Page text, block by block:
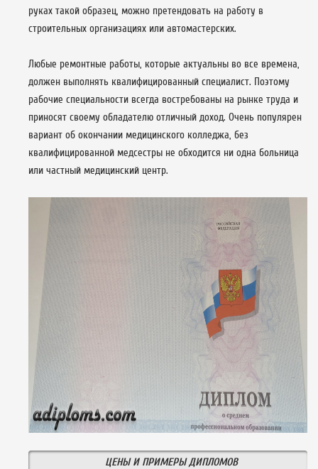
руках такой образец, можно претендовать на работу в
строительных организациях или автомастерских.
Любые ремонтные работы, которые актуальны во все времена,
должен выполнять квалифицированный специалист. Поэтому
рабочие специальности всегда востребованы на рынке труда и
приносят своему обладателю отличный доход. Очень популярен
вариант об окончании медицинского колледжа, без
квалифицированной медсестры не обходится ни одна больница
или частный медицинский центр.
ЦЕНЫ И ПРИМЕРЫ ДИПЛОМОВ